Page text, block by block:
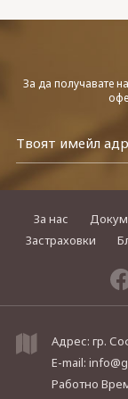
За да получавате
За нас
Застраховки
Адрес: гр.
E-mail:
Работно